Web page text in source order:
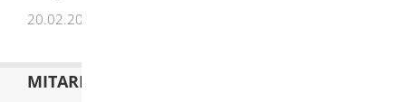
20.02.2023 Justizministerium Baden-Württemberg
MITARBEITERLISTE